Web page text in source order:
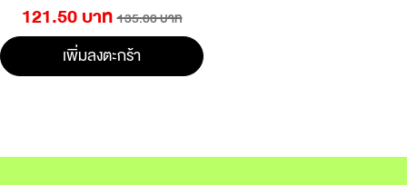
121.50 บาท 135.00 บาท
เพิ่มลงตะกร้า